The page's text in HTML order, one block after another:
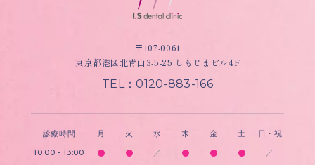
〒107-0061
東京都港区北青山3-5-25 しもじまビル4F
TEL：0120-883-166
診療時間 月 火 水 木 金 土 日・祝
10:00 - 13:00 ／ ／